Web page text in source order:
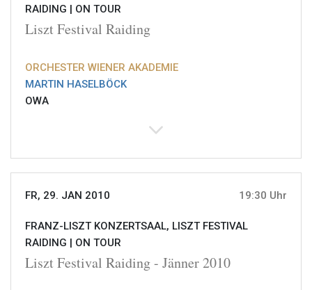
RAIDING | ON TOUR
Liszt Festival Raiding
ORCHESTER WIENER AKADEMIE
MARTIN HASELBÖCK
OWA
FR, 29. JAN 2010 19:30 Uhr
FRANZ-LISZT KONZERTSAAL, LISZT FESTIVAL
RAIDING | ON TOUR
Liszt Festival Raiding - Jänner 2010